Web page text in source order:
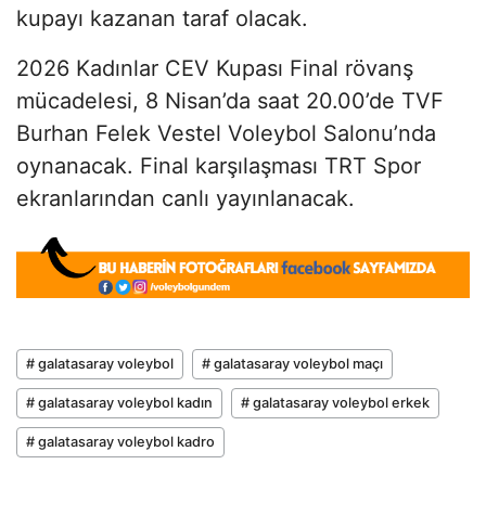
kupayı kazanan taraf olacak.
2026 Kadınlar CEV Kupası Final rövanş
mücadelesi, 8 Nisan’da saat 20.00’de TVF
Burhan Felek Vestel Voleybol Salonu’nda
oynanacak. Final karşılaşması TRT Spor
ekranlarından canlı yayınlanacak.
# galatasaray voleybol # galatasaray voleybol maçı
# galatasaray voleybol kadın # galatasaray voleybol erkek
# galatasaray voleybol kadro